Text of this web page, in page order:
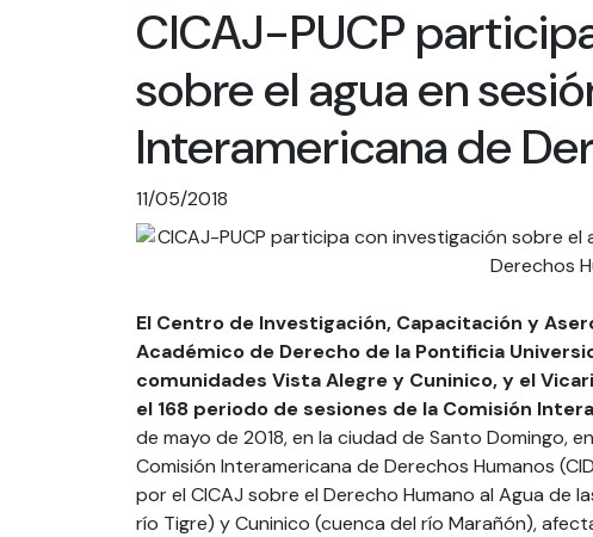
CICAJ-PUCP
sobre el agua en
Interamericana de
11/05/2018
El Centro de Investigación, Capacitación y
Académico de Derecho de la Pontificia
comunidades Vista Alegre y Cuninico, y el
el 168 periodo de sesiones de la Comisión
de mayo de 2018, en la ciudad de Santo Domingo,
Comisión Interamericana de Derechos Humanos
por el CICAJ sobre el Derecho Humano al Agua de
río Tigre) y Cuninico (cuenca del río Marañón),